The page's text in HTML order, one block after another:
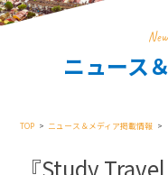
ニュース
TOP ニュース＆メディア掲載情報
『Study